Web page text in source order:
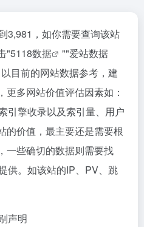
3,981，如你需要查询该站
"5118数据 ""爱站数据
目前的网站数据参考，建
多网站价值评估因素如：
引擎收录以及索引量、用户
的价值，最主要还是需要根
一些确切的数据则需要找
供。如该站的IP、PV、跳
声明